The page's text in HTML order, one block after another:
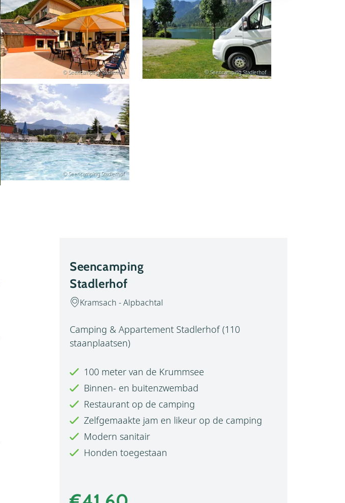
© Seencamping Stadlerhof © Seencamping Stadlerhof
© Seencamping Stadlerhof
Seencamping
Stadlerhof
Kramsach - Alpbachtal
Camping & Appartement Stadlerhof (110
staanplaatsen)
100 meter van de Krummsee
Binnen- en buitenzwembad
Restaurant op de camping
Zelfgemaakte jam en likeur op de camping
Modern sanitair
Honden toegestaan